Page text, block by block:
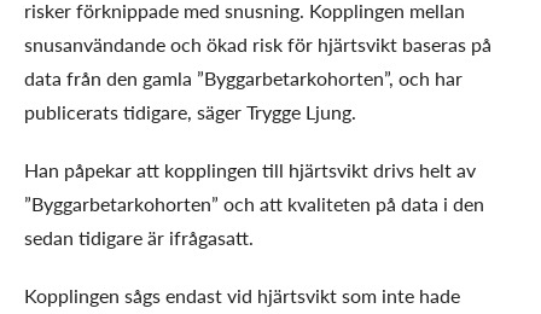
risker förknippade med snusning. Kopplingen mellan
snusanvändande och ökad risk för hjärtsvikt baseras på
data från den gamla ”Byggarbetarkohorten”, och har
publicerats tidigare, säger Trygge Ljung.
Han påpekar att kopplingen till hjärtsvikt drivs helt av
”Byggarbetarkohorten” och att kvaliteten på data i den
sedan tidigare är ifrågasatt.
Kopplingen sågs endast vid hjärtsvikt som inte hade